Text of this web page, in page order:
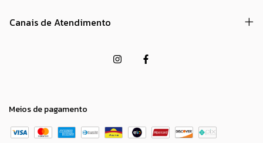
Canais de Atendimento
Meios de pagamento